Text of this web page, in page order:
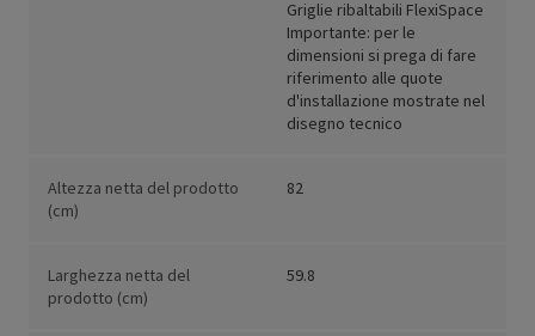
Griglie ribaltabili FlexiSpace
Importante: per le
dimensioni si prega di fare
riferimento alle quote
d'installazione mostrate nel
disegno tecnico
Altezza netta del prodotto
(cm)
82
Larghezza netta del
prodotto (cm)
59.8